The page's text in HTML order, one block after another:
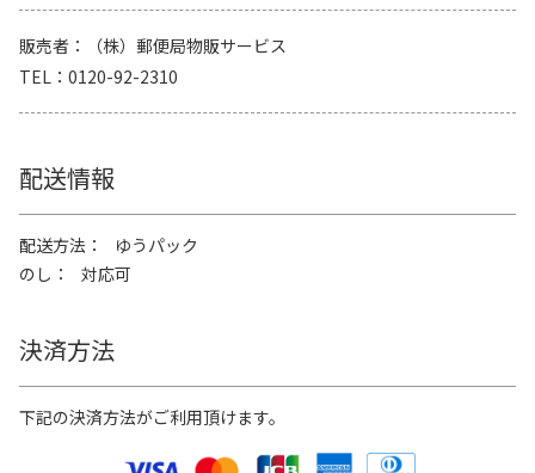
販売者
（株）郵便局物販サービス
TEL
0120-92-2310
配送情報
配送方法
ゆうパック
のし
対応可
決済方法
下記の決済方法がご利用頂けます。